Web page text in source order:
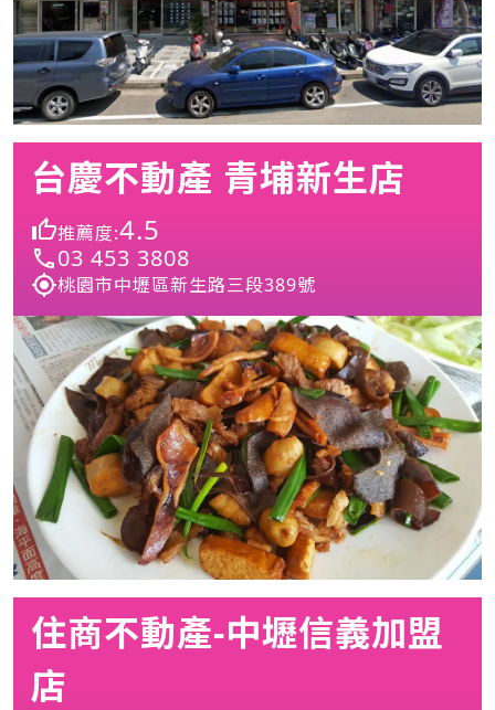
台慶不動產 青埔新生店
推薦度:4.5
03 453 3808
桃園市中壢區新生路三段389號
住商不動產-中壢信義加盟
店